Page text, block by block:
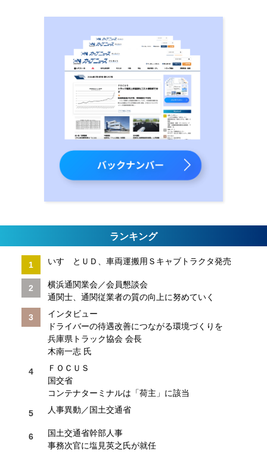
ランキング
いすゞとＵＤ、車両運搬用Ｓキャブトラクタ発売
横浜通関業会／会員懇談会
通関士、通関従業者の質の向上に努めていく
インタビュー
ドライバーの待遇改善につながる環境づくりを
兵庫県トラック協会 会長
木南一志 氏
ＦＯＣＵＳ
国交省
コンテナターミナルは「荷主」に該当
人事異動／国土交通省
国土交通省幹部人事
事務次官に塩見英之氏が就任